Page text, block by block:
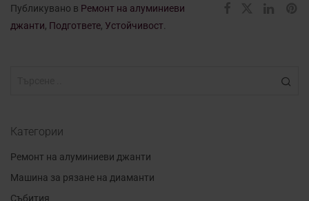
Публикувано в Ремонт на алуминиеви
джанти, Подгответе, Устойчивост
Категории
Ремонт на алуминиеви джанти
Машина за рязане на диаманти
Събития